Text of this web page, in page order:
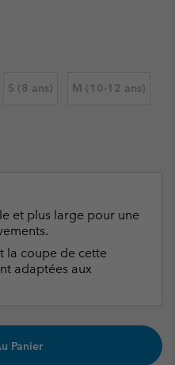
S (8 ans) M (10-12 ans)
et plus large pour une
la coupe de cette
adaptées aux
Panier